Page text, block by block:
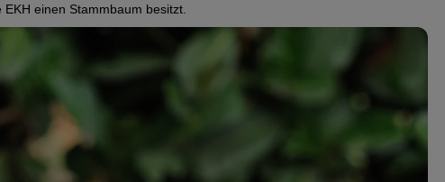
einen Stammbaum besitzt.